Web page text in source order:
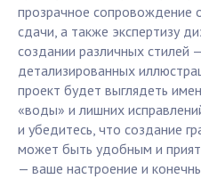
прозрачное сопровождение
сдачи, а также экспертизу
создании различных стилей
детализированных
проект будет выглядеть
«воды» и лишних
и убедитесь, что создание
может быть удобным и
— ваше настроение и